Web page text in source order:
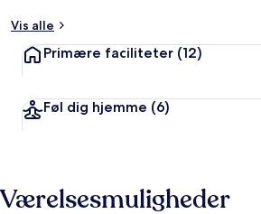
Vis alle
Primære faciliteter (12)
Føl dig hjemme (6)
Værelsesmuligheder